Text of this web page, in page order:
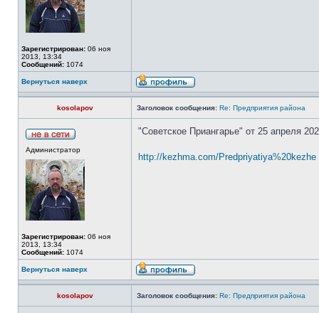
Зарегистрирован: 06 ноя
2013, 13:34
Сообщений: 1074
Вернуться наверх
kosolapov Заголовок сообщения: Re: Предприятия района
Администратор
Зарегистрирован: 06 ноя
2013, 13:34
Сообщений: 1074
"Советское Приангарье" от 25 апреля
http://kezhma.com/
Вернуться наверх
kosolapov Заголовок сообщения: Re: Предприятия района